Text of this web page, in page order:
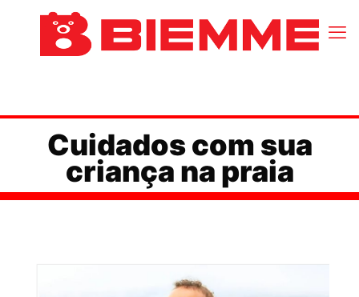
Cuidados com sua
criança na praia